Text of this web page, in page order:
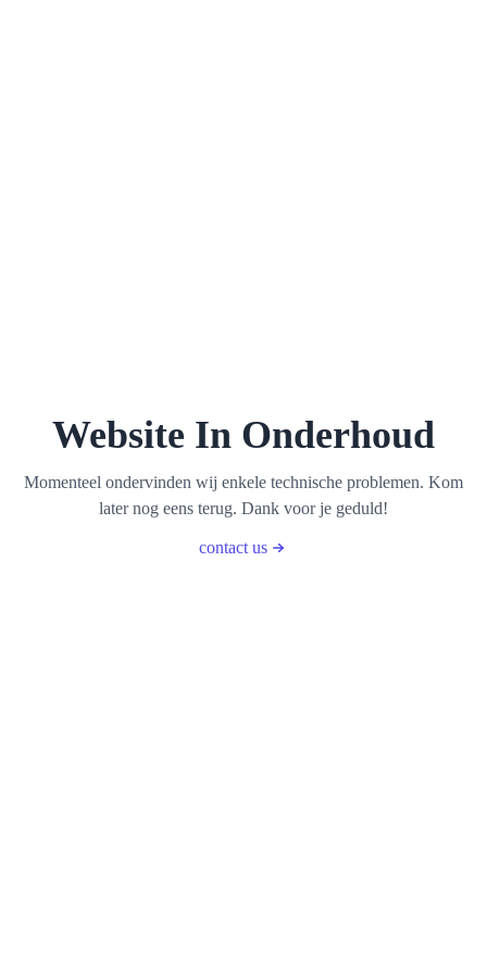
Website In Onderhoud
Momenteel ondervinden wij enkele technische problemen. Kom
later nog eens terug. Dank voor je geduld!
contact us